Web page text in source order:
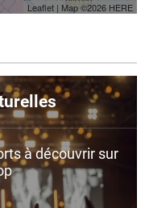
Leaflet | Map ©2026 HERE
à découvrir sur